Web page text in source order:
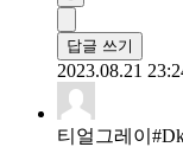
답글 쓰기
2023.08.21
티얼그레이